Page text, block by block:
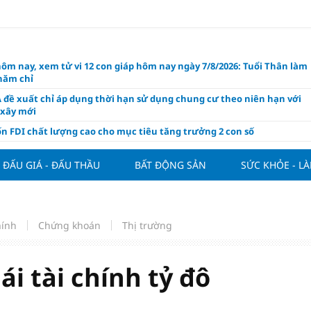
nay, xem tử vi 12 con giáp hôm nay ngày 7/8/2026: Tuổi Thân làm
chỉ
đề xuất chỉ áp dụng thời hạn sử dụng chung cư theo niên hạn với
mới
FDI chất lượng cao cho mục tiêu tăng trưởng 2 con số
nào để Việt Nam hiện thực hóa mục tiêu tăng trưởng 10%?
cứu tính tiền gửi Kho bạc vào nguồn vốn huy động của ngân hàng
hôm nay 6/8: "Nhảy vọt" sau một đêm
của Hoàng Hên
đưa kim cương vào ngành nghề kinh doanh có điều kiện như vàng
ĐẤU GIÁ - ĐẤU THẦU BẤT ĐỘNG SẢN SỨC KHỎE -
Chứng khoán Thị trường
tài chính tỷ đô